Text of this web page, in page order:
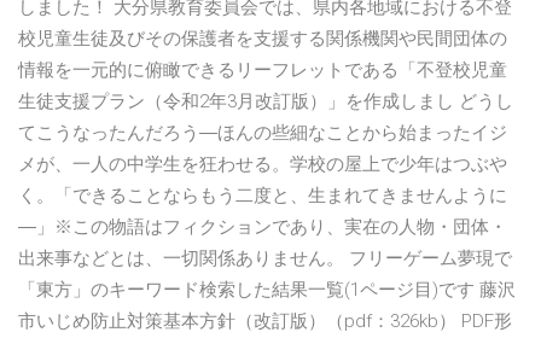
しました！ 大分県教育委員会では、県内各地域における不登
校児童生徒及びその保護者を支援する関係機関や民間団体の
情報を一元的に俯瞰できるリーフレットである「不登校児童
生徒支援プラン（令和2年3月改訂版）」を作成しまし どうし
てこうなったんだろう―ほんの些細なことから始まったイジ
メが、一人の中学生を狂わせる。学校の屋上で少年はつぶや
く。「できることならもう二度と、生まれてきませんように
―」※この物語はフィクションであり、実在の人物・団体・
出来事などとは、一切関係ありません。 フリーゲーム夢現で
「東方」のキーワード検索した結果一覧(1ページ目)です 藤沢
市いじめ防止対策基本方針（改訂版）（pdf：326kb） PDF形